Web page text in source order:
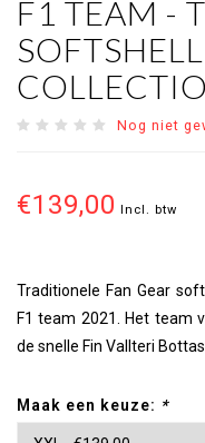
F1 TEAM -
Nog niet
€139,00 Incl. btw
Traditionele Fan Gear
F1 team 2021. Het team
de snelle Fin Vallteri
Maak een keuze: *